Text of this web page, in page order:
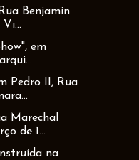
Benjamin
em
Pedro II, Rua
Marechal
de 1...
na